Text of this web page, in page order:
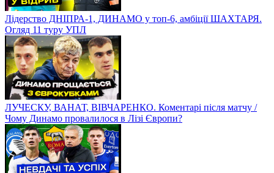
Лідерство ДНІПРА-1, ДИНАМО у топ-6, амбіції ШАХТАРЯ.
Огляд 11 туру УПЛ
ЛУЧЕСКУ, ВАНАТ, ВІВЧАРЕНКО. Коментарі після матчу /
Чому Динамо провалилося в Лізі Європи?